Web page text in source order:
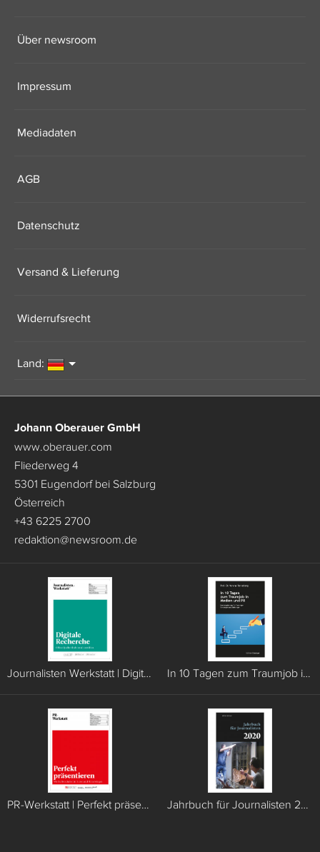
Über newsroom
Impressum
Mediadaten
AGB
Datenschutz
Versand & Lieferung
Widerrufsrecht
Land:
Johann Oberauer GmbH
www.oberauer.com
Fliederweg 4
5301 Eugendorf bei Salzburg
Österreich
+43 6225 2700
redaktion@newsroom.de
Journalisten Werkstatt | Digitale Recherche In 10 Tagen zum Traumjob in Medien und PR
PR-Werkstatt | Perfekt präsentieren Jahrbuch für Journalisten 2020